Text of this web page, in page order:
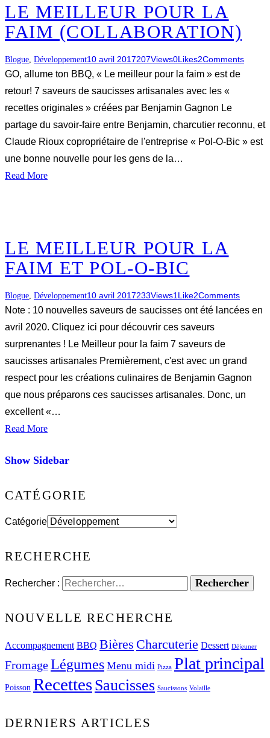
LE MEILLEUR POUR LA
FAIM (COLLABORATION)
Blogue, Développement10 avril 2017207Views0Likes2Comments
GO, allume ton BBQ, « Le meilleur pour la faim » est de
retour! 7 saveurs de saucisses artisanales avec les «
recettes originales » créées par Benjamin Gagnon Le
partage du savoir-faire entre Benjamin, charcutier reconnu, et
Claude Rioux copropriétaire de l'entreprise « Pol-O-Bic » est
une bonne nouvelle pour les gens de la…
Read More
LE MEILLEUR POUR LA
FAIM ET POL-O-BIC
Blogue Développement10 avril 2017233Views1 Like2Comments
Note : 10 nouvelles saveurs de saucisses ont été lancées en
avril 2020. Cliquez ici pour découvrir ces saveurs
surprenantes ! Le Meilleur pour la faim 7 saveurs de
saucisses artisanales Premièrement, c'est avec un grand
respect pour les créations culinaires de Benjamin Gagnon
que nous préparons ces saucisses artisanales. Donc, un
excellent «…
Read More
Show Sidebar
CATÉGORIE
Catégorie
RECHERCHE
Rechercher :
NOUVELLE RECHERCHE
Accompagnement BBQ Bières Charcuterie Dessert Déjeuner
FromageLégumes Menu midi Pizza Plat principal
Poisson RecettesSaucisses Saucissons Volaille
DERNIERS ARTICLES